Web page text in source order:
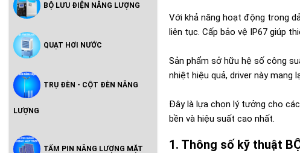
BỘ LƯU ĐIỆN NĂNG LƯỢNG
QUẠT HƠI NƯỚC
TRỤ ĐÈN - CỘT ĐÈN NĂNG
LƯỢNG
TẤM PIN NĂNG LƯỢNG MẶT
Với khả năng hoạt động trong
liên tục. Cấp bảo vệ IP67 giúp
Sản phẩm sở hữu hệ số công
nhiệt hiệu quả, driver này mang
Đây là lựa chọn lý tưởng cho
bền và hiệu suất cao nhất.
Thông số kỹ thuật